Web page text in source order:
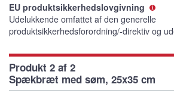
EU produktsikkerhedslovgivning
Udelukkende omfattet af den generelle
produktsikkerhedsforordning/-direktiv og
Produkt 2 af 2
Spækbræt med søm, 25x35 cm